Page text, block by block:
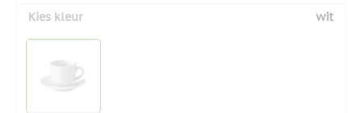
Kies kleur wit